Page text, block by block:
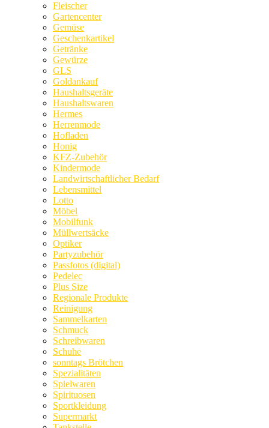
Fleischer
Gartencenter
Gemüse
Geschenkartikel
Getränke
Gewürze
GLS
Goldankauf
Haushaltsgeräte
Haushaltswaren
Hermes
Herrenmode
Hofladen
Honig
KFZ-Zubehör
Kindermode
Landwirtschaftlicher Bedarf
Lebensmittel
Lotto
Möbel
Mobilfunk
Müllwertsäcke
Optiker
Partyzubehör
Passfotos (digital)
Pedelec
Plus Size
Regionale Produkte
Reinigung
Sammelkarten
Schmuck
Schreibwaren
Schuhe
sonntags Brötchen
Spezialitäten
Spielwaren
Spirituosen
Sportkleidung
Supermarkt